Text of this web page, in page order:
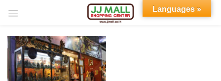
Languages »
Sign in